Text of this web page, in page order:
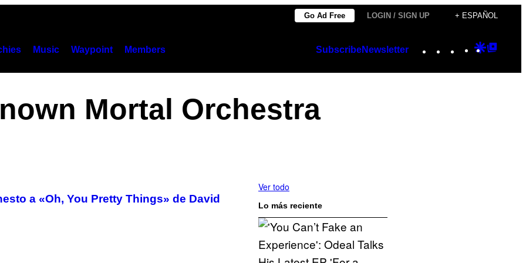
Go Ad Free LOGIN / SIGN UP + ESPAÑOL
Music Waypoint Members SubscribeNewsletter Instagram
TikTok
YouTube
Google
Mortal Orchestra
a «Oh, You Pretty Things» de David
Ver todo
Lo más reciente